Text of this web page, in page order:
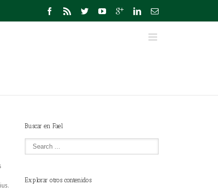
Buscar en Fael
Explorar otros contenidos